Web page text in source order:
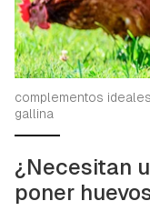
complementos
gallina
¿Necesitan
poner